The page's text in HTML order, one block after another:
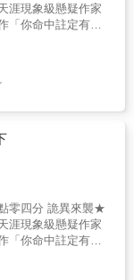
涯現象級懸疑作家
「你命中註定有一
後，周遭頻繁發生
是他熟悉的模樣，
色；沒有五官的雪
零四分，有誰，
後發現，怪異事件
關回家詢問時，爸
八字中，到底隱藏
零四分 詭異來襲★
涯現象級懸疑作家
「你命中註定有一
後，周遭頻繁發生